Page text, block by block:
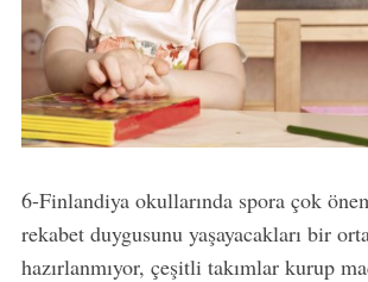
6-Finlandiya okullarında spora çok
rekabet duygusunu yaşayacakları bir
hazırlanmıyor, çeşitli takımlar kurup